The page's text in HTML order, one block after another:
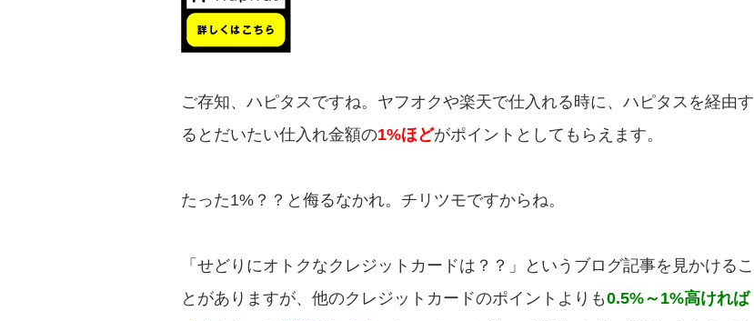
ご存知、ハピタスですね。ヤフオクや楽天で仕入れる時に、ハピタスを経由す
るとだいたい仕入れ金額の1%ほどがポイントとしてもらえます。
たった1%？？と侮るなかれ。チリツモですからね。
「せどりにオトクなクレジットカードは？？」というブログ記事を見かけるこ
とがありますが、他のクレジットカードのポイントよりも0.5%～1%高ければ